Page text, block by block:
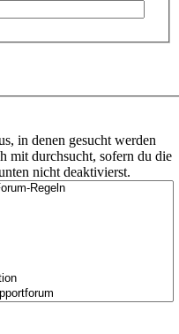
in denen gesucht werden
mit durchsucht, sofern du die
nicht deaktivierst.